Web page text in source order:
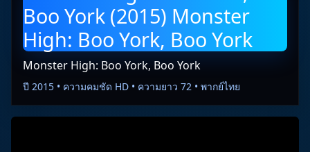
Boo York (2015) Monster
High: Boo York, Boo York
Monster High: Boo York, Boo York
ปี 2015 • ความคมชัด HD • ความยาว 72 • พากย์ไทย